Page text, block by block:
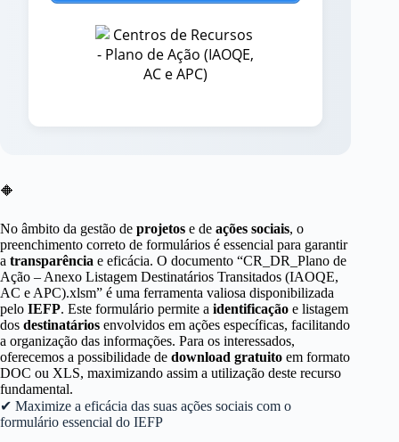
🔶
No âmbito da gestão de projetos e de ações sociais, o
preenchimento correto de formulários é essencial para garantir
a transparência e eficácia. O documento “CR_DR_Plano de
Ação – Anexo Listagem Destinatários Transitados (IAOQE,
AC e APC).xlsm” é uma ferramenta valiosa disponibilizada
pelo IEFP. Este formulário permite a identificação e listagem
dos destinatários envolvidos em ações específicas, facilitando
a organização das informações. Para os interessados,
oferecemos a possibilidade de download gratuito em formato
DOC ou XLS, maximizando assim a utilização deste recurso
fundamental.
✔ Maximize a eficácia das suas ações sociais com o
formulário essencial do IEFP